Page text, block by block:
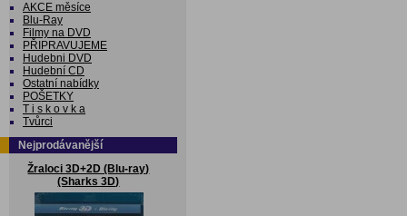
AKCE měsíce
Blu-Ray
Filmy na DVD
PŘIPRAVUJEME
Hudebni DVD
Hudební CD
Ostatní nabídky
POŠETKY
T i s k o v k a
Tvůrci
Nejprodávanější
Žraloci 3D+2D (Blu-ray)
(Sharks 3D)